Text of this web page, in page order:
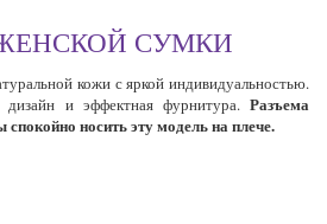
СУМКИ
кожис яркой индивидуальностью.
и эффектная фурнитура. Разъема
спокойно носить эту модель на плече.